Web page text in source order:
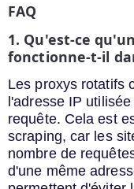
FAQ
1. Qu'est-ce
fonctionne-t-il
Les proxys rotatifs
l'adresse IP
requête. Cela est
scraping, car les
nombre de
d'une même